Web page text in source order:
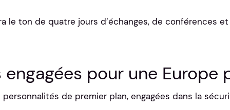
le ton de quatre jours d’échanges, de conférences
pour une Europe
personnalités de premier plan, engagées dans la